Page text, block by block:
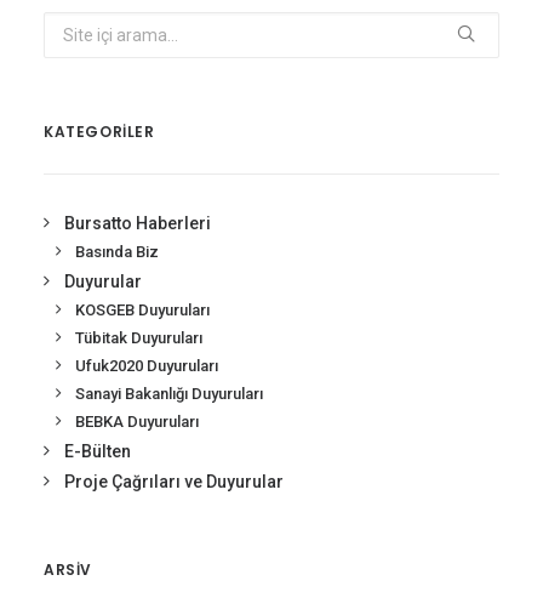
KATEGORİLER
Bursatto Haberleri
Basında Biz
Duyurular
KOSGEB Duyuruları
Tübitak Duyuruları
Ufuk2020 Duyuruları
Sanayi Bakanlığı Duyuruları
BEBKA Duyuruları
E-Bülten
Proje Çağrıları ve Duyurular
ARSIV